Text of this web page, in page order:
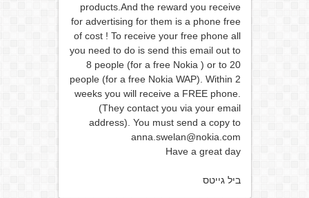
products.And the reward you receive
for advertising for them is a phone free
of cost ! To receive your free phone all
you need to do is send this email out to
8 people (for a free Nokia ) or to 20
people (for a free Nokia WAP). Within 2
weeks you will receive a FREE phone.
(They contact you via your email
address). You must send a copy to
anna.swelan@nokia.com
Have a great day
ביל גייטס